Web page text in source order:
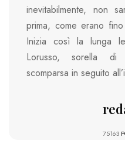
inevitabilmente, non
prima, come erano
Inizia così la lunga
Lorusso, sorella di
scomparsa in seguito
75163